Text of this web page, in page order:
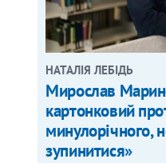
НАТАЛІЯ ЛЕБІДЬ
Мирослав
картонковий
минулорічного,
зупинитися»